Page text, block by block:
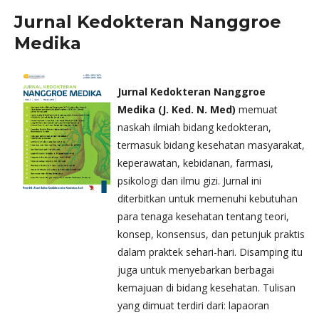
Jurnal Kedokteran Nanggroe
Medika
Jurnal Kedokteran Nanggroe
Medika (J. Ked. N. Med) memuat
naskah ilmiah bidang kedokteran,
termasuk bidang kesehatan masyarakat,
keperawatan, kebidanan, farmasi,
psikologi dan ilmu gizi. Jurnal ini
diterbitkan untuk memenuhi kebutuhan
para tenaga kesehatan tentang teori,
konsep, konsensus, dan petunjuk praktis
dalam praktek sehari-hari. Disamping itu
juga untuk menyebarkan berbagai
kemajuan di bidang kesehatan. Tulisan
yang dimuat terdiri dari: lapaoran